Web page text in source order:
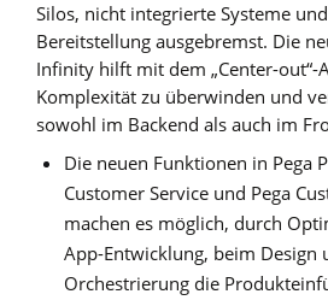
Silos, nicht integrierte Systeme
Bereitstellung ausgebremst. Die
Infinity hilft mit dem „Center-out“-
Komplexität zu überwinden und
sowohl im Backend als auch im
Die neuen Funktionen in Pega
Customer Service und Pega
machen es möglich, durch
App-Entwicklung, beim Design
Orchestrierung die